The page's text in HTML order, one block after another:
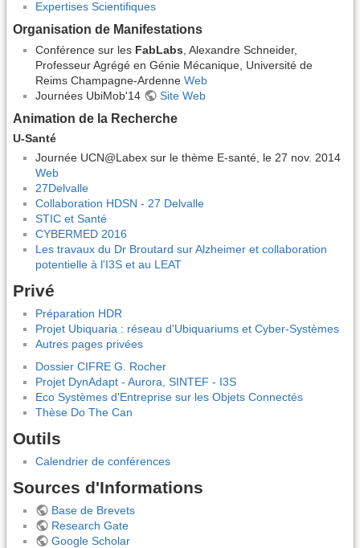
Expertises Scientifiques
Organisation de Manifestations
Conférence sur les FabLabs , Alexandre Schneider,
Professeur Agrégé en Génie Mécanique, Université de
Reims Champagne-Ardenne Web
Journées UbiMob'14
Site Web
Animation de la Recherche
U-Santé
Journée UCN@Labex sur le thème E-santé, le 27 nov. 2014
Web
27Delvalle
Collaboration HDSN - 27 Delvalle
STIC et Santé
CYBERMED 2016
Les travaux du Dr Broutard sur Alzheimer et collaboration
potentielle à l'I3S et au LEAT
Privé
Préparation HDR
Projet Ubiquaria : réseau d'Ubiquariums et Cyber-Systèmes
Autres pages privées
Dossier CIFRE G. Rocher
Projet DynAdapt - Aurora, SINTEF - I3S
Eco Systèmes d'Entreprise sur les Objets Connectés
Thèse Do The Can
Outils
Calendrier de conférences
Sources d'Informations
Base de Brevets
Research Gate
Google Scholar